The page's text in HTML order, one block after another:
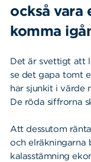
också
komma
Det är svettigt att
se det gapa tomt
har sjunkit i värde
De röda siffrorna
Att dessutom
och elräkningarna
kalasstämning